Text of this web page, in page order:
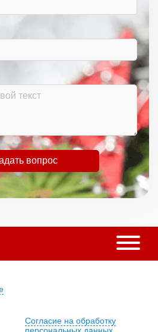
вопрос
Согласие на обработку